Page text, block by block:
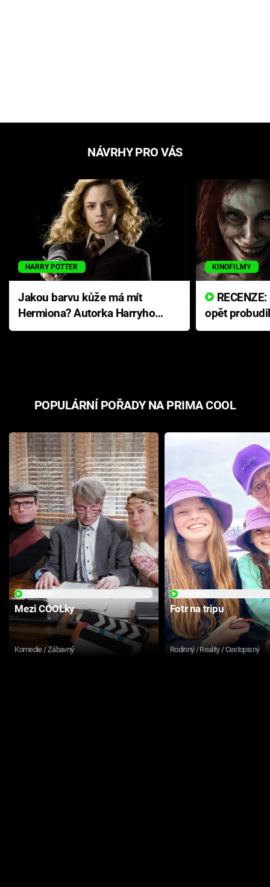
NÁVRHY PRO VÁS
HARRY POTTER
Jakou barvu kůže má mít
Hermiona? Autorka Harryho
Pottera přišla s ráznou
KINOFILMY
opět
přichází s
POPULÁRNÍ POŘADY NA PRIMA COOL
Mezi COOLky
Komedie / Zábavný
Fotr na tripu
Rodinný / Reality / Cestopisný